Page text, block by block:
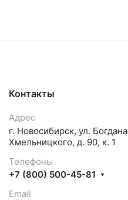
Контакты
Адрес
г. Новосибирск, ул. Богдана
Хмельницкого, д. 90, к. 1
Телефоны
+7 (800) 500-45-81
Email